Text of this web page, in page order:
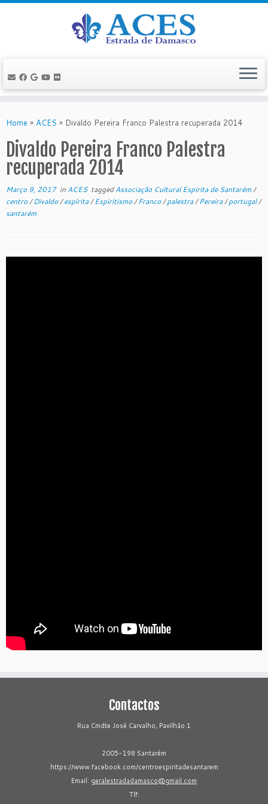
toHome » ACES » Divaldo Pereira Franco Palestra recuperada 2014
Divaldo Pereira Franco Palestra
recuperada 2014
Março 9, 2017in ACES taggedAssociação Cultural Espirita de Santarém/
centro/Divaldo/espírita/Espiritismo/Franco/palestra/Pereira/portugal/
santarém
Contactos
Rua Cmdte José Carvalho, Pavilhão 1
2005-198 Santarém
https://www.facebook.com/centroespiritadesantarem
Email: geralestradadamasco@gmail.com
Tlf: